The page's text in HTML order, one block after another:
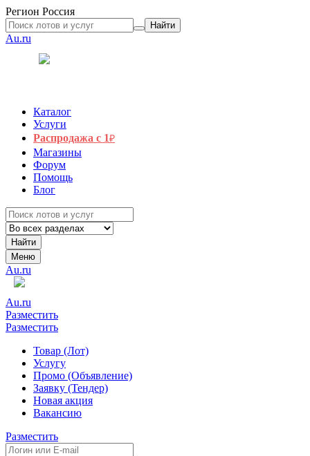
Регион Россия
Найти
Au.ru
Каталог
Услуги
Распродажа с 1₽
Магазины
Форум
Помощь
Блог
Найти
Меню
Au.ru
Au.ru
Разместить
Разместить
Товар (Лот)
Услугу
Промо (Объявление)
Заявку (Тендер)
Новая акция
Вакансию
Разместить